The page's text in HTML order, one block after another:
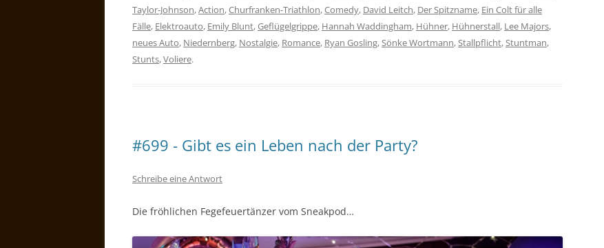
Taylor-Johnson,Action,Churfranken-Triathlon,Comedy, David Leitch, Der Spitzname, Ein Colt für alle
Fälle, Elektroauto, Emily Blunt,Geflügelgrippe, Hannah Waddingham, Hühner, Hühnerstall, Lee Majors,
neues Auto, Niedernberg, Nostalgie, Romance, Ryan Gosling,Sönke Wortmann,Stallpflicht,Stuntman,
Stunts,Voliere.
#699 - Gibt es ein Leben nach der Party?
Schreibe eine Antwort
Die fröhlichen Fegefeuertänzer vom Sneakpod…